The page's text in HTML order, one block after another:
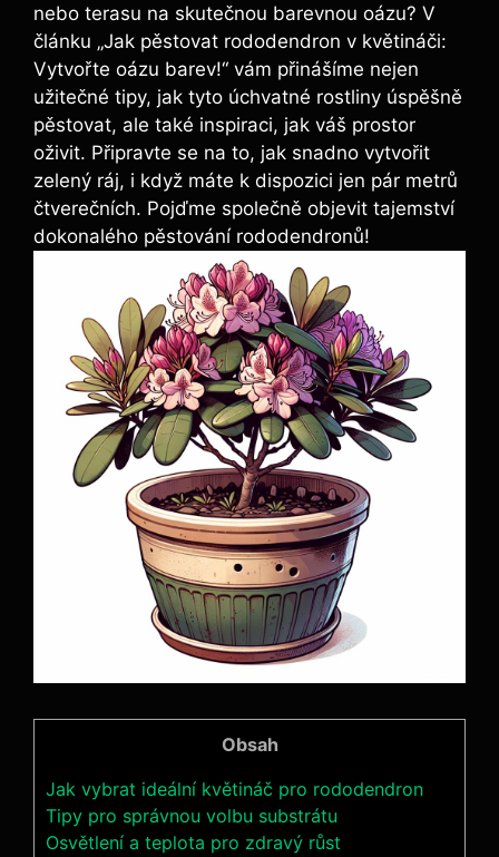
nebo terasu na skutečnou barevnou oázu? V
článku „Jak pěstovat rododendron v květináči:
Vytvořte oázu barev!“ vám přinášíme nejen
užitečné tipy, jak tyto úchvatné rostliny úspěšně
pěstovat, ale také inspiraci, jak váš prostor
oživit. Připravte se na to, jak snadno vytvořit
zelený ráj, i když máte k dispozici jen pár metrů
čtverečních. Pojďme společně objevit tajemství
dokonalého pěstování rododendronů!
Obsah
Jak vybrat ideální květináč pro rododendron
Tipy pro správnou volbu substrátu
Osvětlení a teplota pro zdravý růst